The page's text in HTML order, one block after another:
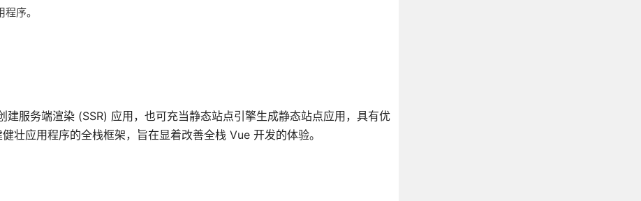
序。
服务端渲染 (SSR) 应用，也可充当静态站点引擎生成静态站点应用，具有优
壮应用程序的全栈框架，旨在显着改善全栈 Vue 开发的体验。